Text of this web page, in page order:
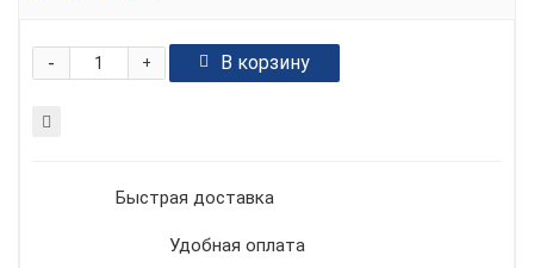
+
- В корзину
Быстрая доставка
Удобная оплата